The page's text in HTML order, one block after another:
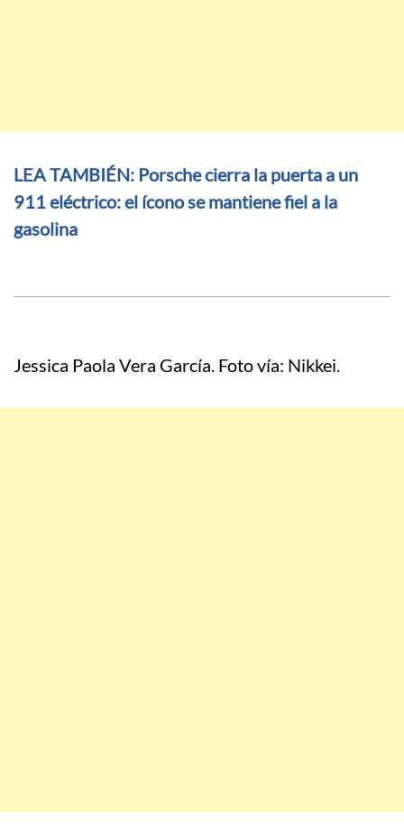
LEA TAMBIÉN: Porsche cierra la puerta a un
911 eléctrico: el ícono se mantiene fiel a la
gasolina
Jessica Paola Vera García. Foto vía: Nikkei.